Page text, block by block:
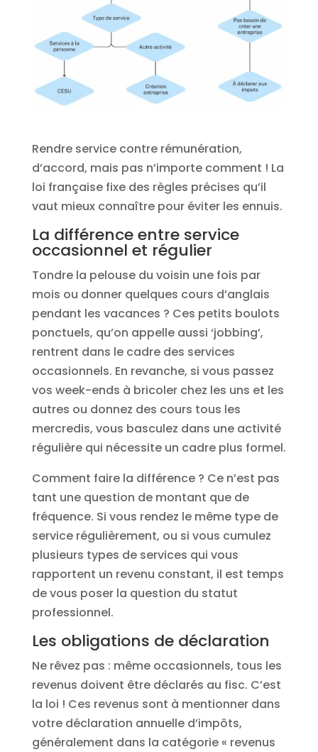
Rendre service contre rémunération,
d’accord, mais pas n’importe comment ! La
loi française fixe des règles précises qu’il
vaut mieux connaître pour éviter les ennuis.
La différence entre service
occasionnel et régulier
Tondre la pelouse du voisin une fois par
mois ou donner quelques cours d’anglais
pendant les vacances ? Ces petits boulots
ponctuels, qu’on appelle aussi ‘jobbing’,
rentrent dans le cadre des services
occasionnels. En revanche, si vous passez
vos week-ends à bricoler chez les uns et les
autres ou donnez des cours tous les
mercredis, vous basculez dans une activité
régulière qui nécessite un cadre plus formel.
Comment faire la différence ? Ce n’est pas
tant une question de montant que de
fréquence. Si vous rendez le même type de
service régulièrement, ou si vous cumulez
plusieurs types de services qui vous
rapportent un revenu constant, il est temps
de vous poser la question du statut
professionnel.
Les obligations de déclaration
Ne rêvez pas : même occasionnels, tous les
revenus doivent être déclarés au fisc. C’est
la loi ! Ces revenus sont à mentionner dans
votre déclaration annuelle d’impôts,
généralement dans la catégorie « revenus